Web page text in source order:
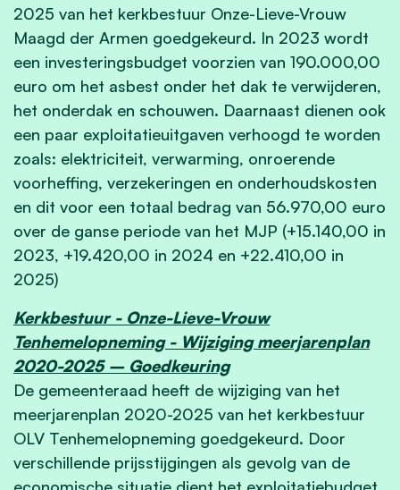
2025 van het kerkbestuur Onze-Lieve-Vrouw
Maagd der Armen goedgekeurd. In 2023 wordt
een investeringsbudget voorzien van 190.000,00
euro om het asbest onder het dak te verwijderen,
het onderdak en schouwen. Daarnaast dienen ook
een paar exploitatieuitgaven verhoogd te worden
zoals: elektriciteit, verwarming, onroerende
voorheffing, verzekeringen en onderhoudskosten
en dit voor een totaal bedrag van 56.970,00 euro
over de ganse periode van het MJP (+15.140,00 in
2023, +19.420,00 in 2024 en +22.410,00 in
2025)
Kerkbestuur - Onze-Lieve-Vrouw
Tenhemelopneming - Wijziging meerjarenplan
2020-2025 – Goedkeuring
De gemeenteraad heeft de wijziging van het
meerjarenplan 2020-2025 van het kerkbestuur
OLV Tenhemelopneming goedgekeurd. Door
verschillende prijsstijgingen als gevolg van de
economische situatie dient het exploitatiebudget